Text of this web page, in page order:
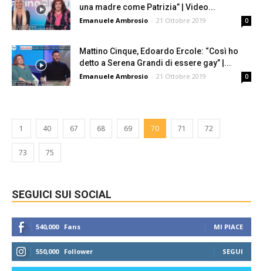
una madre come Patrizia” | Video...
Emanuele Ambrosio - 21 Ottobre 2019 0
Mattino Cinque, Edoardo Ercole: “Così ho
detto a Serena Grandi di essere gay” |...
Emanuele Ambrosio - 21 Ottobre 2019 0
1 40 67 68 69 70 71 72
73 75
SEGUICI SUI SOCIAL
540,000 Fans MI PIACE
550,000 Follower SEGUI